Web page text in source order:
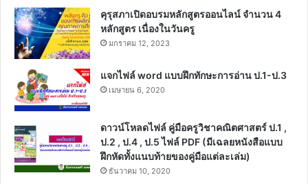
คุรุสภาเปิดอบรมหลักสูตรออนไลน์ จำนวน 4
หลักสูตร เนื่องในวันครู
มกราคม 12, 2023
แจกไฟล์ word แบบฝึกทักษะการอ่าน ป.1-ป.3
เมษายน 6, 2020
ดาวน์โหลดไฟล์ คู่มือครูวิชาคณิตศาสตร์ ป.1 ,
ป.2 , ป.4 , ป.5 ไฟล์ PDF (มีเฉลยหนังสือแบบ
ฝึกหัดทั้งแนบท้ายของคู่มือแต่ละเล่ม)
ธันวาคม 10, 2020